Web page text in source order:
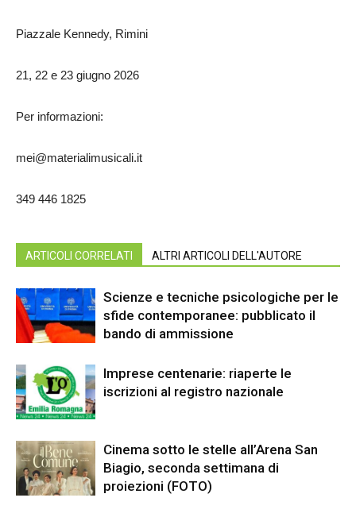
Piazzale Kennedy, Rimini
21, 22 e 23 giugno 2026
Per informazioni:
mei@materialimusicali.it
349 446 1825
ARTICOLI CORRELATI ALTRI ARTICOLI DELL'AUTORE
Scienze e tecniche psicologiche per le
sfide contemporanee: pubblicato il
bando di ammissione
Imprese centenarie: riaperte le
iscrizioni al registro nazionale
Cinema sotto le stelle all’Arena San
Biagio, seconda settimana di
proiezioni (FOTO)